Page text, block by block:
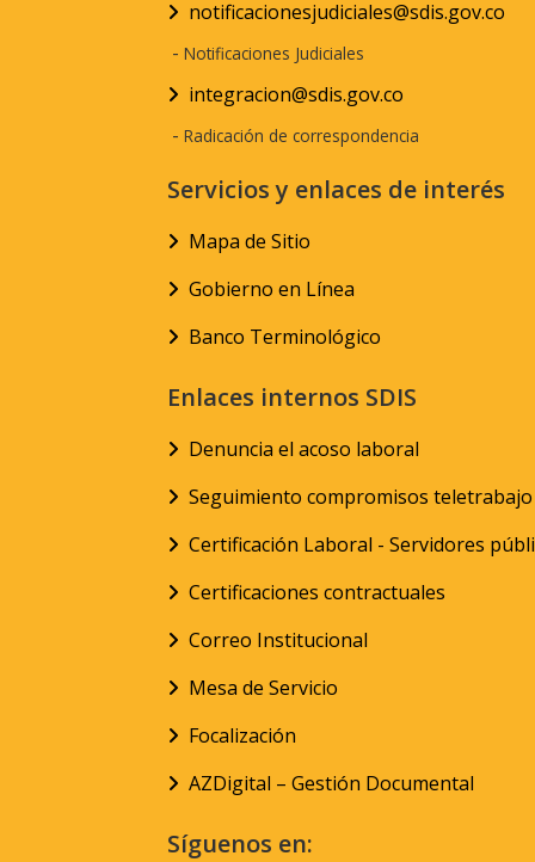
notificacionesjudiciales@sdis.gov.co
- Notificaciones Judiciales
integracion@sdis.gov.co
- Radicación de correspondencia
Servicios y enlaces de interés
Mapa de Sitio
Gobierno en Línea
Banco Terminológico
Enlaces internos SDIS
Denuncia el acoso laboral
Seguimiento compromisos teletrabajo
Certificación Laboral - Servidores
Certificaciones contractuales
Correo Institucional
Mesa de Servicio
Focalización
AZDigital – Gestión Documental
Síguenos en: